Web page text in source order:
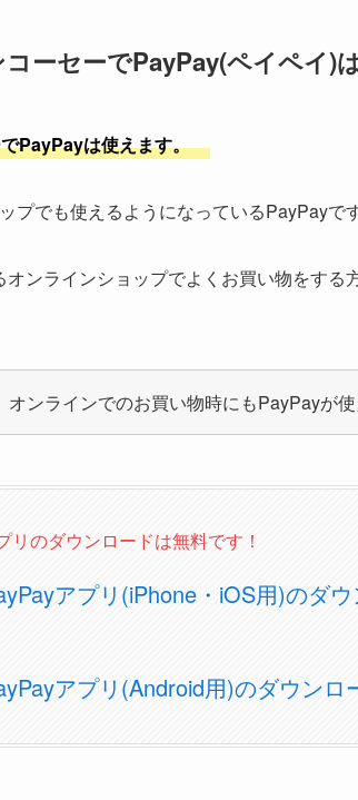
ーセーでPayPay(ペイペイ)
PayPayは使えます。
プでも使えるようになっているPayPayで
ンラインショップでよくお買い物をす
オンラインでのお買い物時にもPayPayが使
リのダウンロードは無料です！
アプリ(iPhone・iOS用)のダ
アプリ(Android用)のダウンロ